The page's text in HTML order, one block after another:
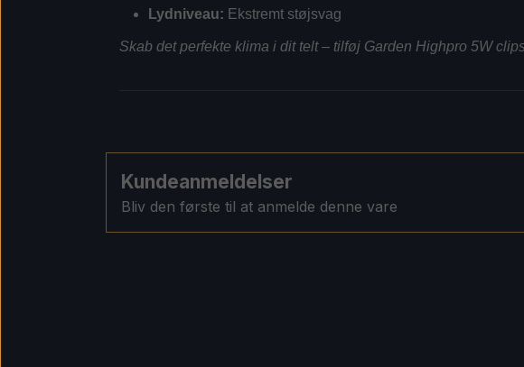
Lydniveau: Ekstremt støjsvag
Skab det perfekte klima i dit telt – tilføj Garden Highpro 5W
Kundeanmeldelser
Bliv den første til at anmelde denne vare